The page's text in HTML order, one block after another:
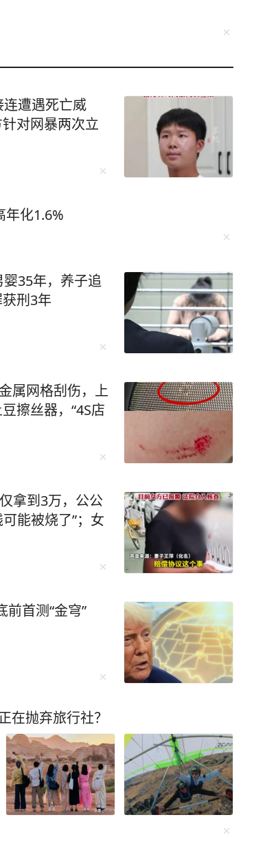
遭遇死亡威
对网暴两次立
年化1.6%
35年，养子追
刑3年
属网格刮伤，上
擦丝器，“4S店
拿到3万，公公
能被烧了”；女
首测“金穹”
在抛弃旅行社？